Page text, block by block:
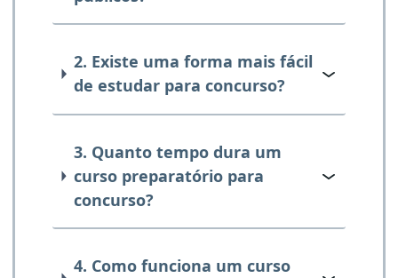
2. Existe uma forma mais fácil
de estudar para concurso?
3. Quanto tempo dura um
curso preparatório para
concurso?
4. Como funciona um curso